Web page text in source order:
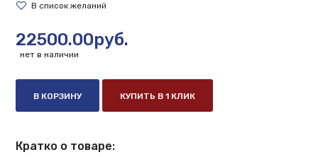
22500.00руб.
нет в наличии
В КОРЗИНУ КУПИТЬ В 1 КЛИК
Кратко о товаре: